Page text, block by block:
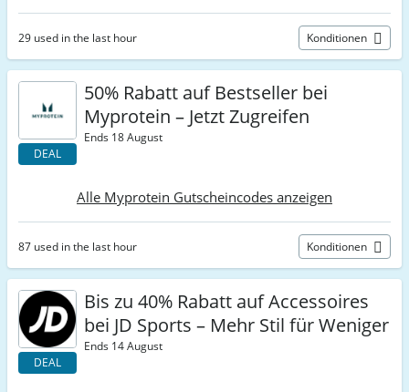
29 used in the last hour Konditionen
DEAL
50% Rabatt auf Bestseller bei
Myprotein – Jetzt Zugreifen
Ends 18 August
Alle Myprotein Gutscheincodes anzeigen
87 used in the last hour Konditionen
DEAL
Bis zu 40% Rabatt auf Accessoires
bei JD Sports – Mehr Stil für Weniger
Ends 14 August